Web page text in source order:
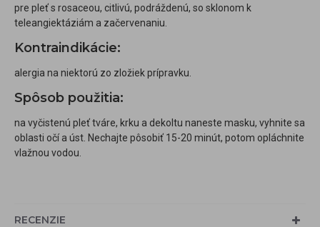
pre pleť s rosaceou, citlivú, podráždenú, so sklonom k
teleangiektáziám a začervenaniu.
Kontraindikácie:
alergia na niektorú zo zložiek prípravku.
Spôsob použitia:
na vyčistenú pleť tváre, krku a dekoltu naneste masku, vyhnite sa
oblasti očí a úst. Nechajte pôsobiť 15-20 minút, potom opláchnite
vlažnou vodou.
RECENZIE